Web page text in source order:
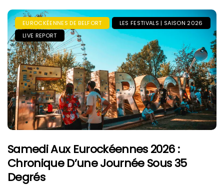
EUROCKÉENNES DE BELFORT
LES FESTIVALS | SAISON 2026
LIVE REPORT
Samedi Aux Eurockéennes 2026 :
Chronique D’une Journée Sous 35
Degrés